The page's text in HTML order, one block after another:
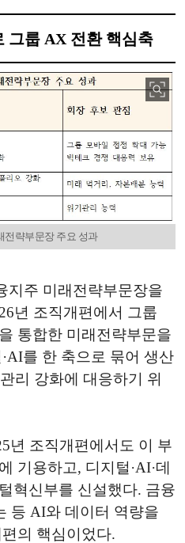
그룹 AX 전환 핵심축
전략부문장 주요 성과
지주 미래전략부문장을
년 조직개편에서 그룹
통합한 미래전략부문을
를 한 축으로 묶어 생산
리 강화에 대응하기 위
년 조직개편에서도 이 부
기용하고, 디지털·AI·데
혁신부를 신설했다. 금융
등 AI와 데이터 역량을
의 핵심이었다.